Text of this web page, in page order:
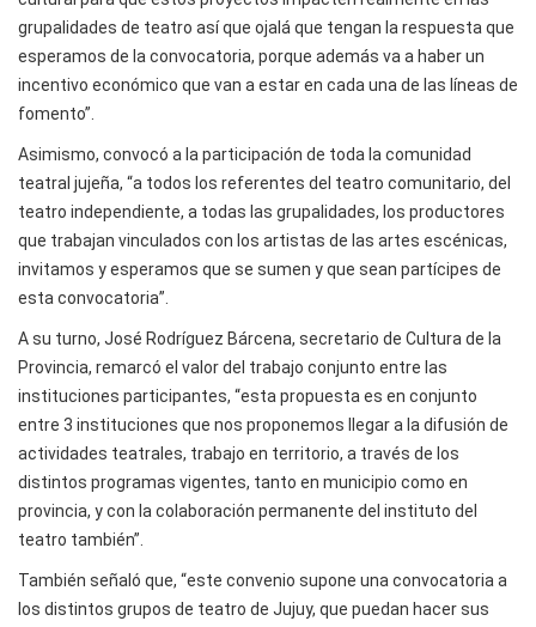
grupalidades de teatro así que ojalá que tengan la respuesta que
esperamos de la convocatoria, porque además va a haber un
incentivo económico que van a estar en cada una de las líneas de
fomento”.
Asimismo, convocó a la participación de toda la comunidad
teatral jujeña, “a todos los referentes del teatro comunitario, del
teatro independiente, a todas las grupalidades, los productores
que trabajan vinculados con los artistas de las artes escénicas,
invitamos y esperamos que se sumen y que sean partícipes de
esta convocatoria”.
A su turno, José Rodríguez Bárcena, secretario de Cultura de la
Provincia, remarcó el valor del trabajo conjunto entre las
instituciones participantes, “esta propuesta es en conjunto
entre 3 instituciones que nos proponemos llegar a la difusión de
actividades teatrales, trabajo en territorio, a través de los
distintos programas vigentes, tanto en municipio como en
provincia, y con la colaboración permanente del instituto del
teatro también”.
También señaló que, “este convenio supone una convocatoria a
los distintos grupos de teatro de Jujuy, que puedan hacer sus